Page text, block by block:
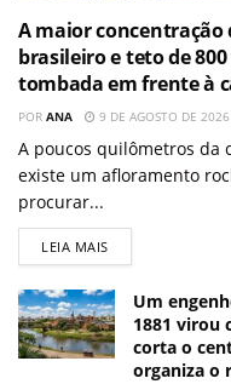
A maior
brasileiro e teto de
tombada em frente à
POR ANA 9 DE AGOSTO DE 2026
A poucos quilômetros da
existe um afloramento
procurar...
LEIA MAIS
Um
1881 virou
corta o
organiza o